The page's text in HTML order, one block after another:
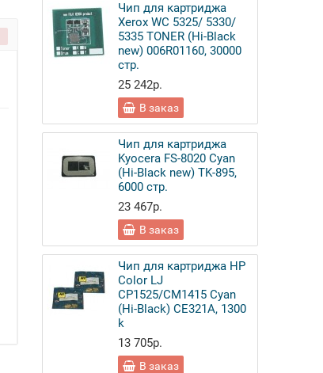
Чип для картриджа
Xerox WC 5325/ 5330/
5335 TONER (Hi-Black
new) 006R01160, 30000
стр.
25 242р.
В заказ
Чип для картриджа
Kyocera FS-8020 Cyan
(Hi-Black new) TK-895,
6000 стр.
23 467р.
В заказ
Чип для картриджа HP
Color LJ
CP1525/CM1415 Cyan
(Hi-Black) CE321A, 1300
k
13 705р.
В заказ